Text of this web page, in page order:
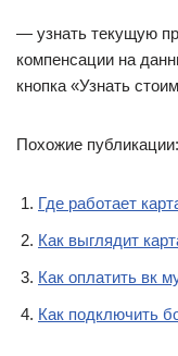
— узнать текущую
компенсации на
кнопка «Узнать
Похожие публикации:
Где работает
Как выглядит
Как оплатить вк
Как подключить